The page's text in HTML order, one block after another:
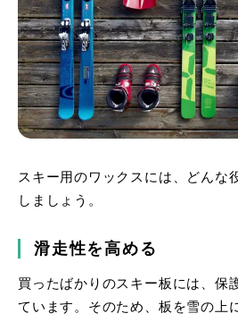
スキー用のワックスには、どんな
しましょう。
滑走性を高める
買ったばかりのスキー板には、保
ています。そのため、板を雪の上